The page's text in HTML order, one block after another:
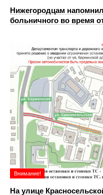
Нижегородцам
больничного во время
Внимание!
На улице